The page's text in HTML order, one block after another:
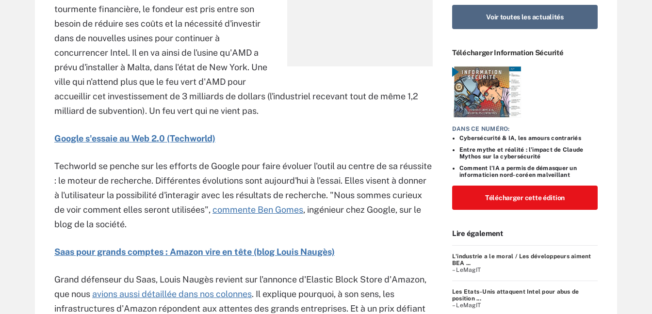
tourmente financière, le fondeur est pris entre son
besoin de réduire ses coûts et la nécessité d'investir
dans de nouvelles usines pour continuer à
concurrencer Intel. Il en va ainsi de l'usine qu'AMD a
prévu d'installer à Malta, dans l'état de New York. Une
ville qui n'attend plus que le feu vert d'AMD pour
accueillir cet investissement de 3 milliards de dollars (l'industriel recevant tout de même 1,2
milliard de subvention). Un feu vert qui ne vient pas.
Google s'essaie au Web 2.0 (Techworld)
Techworld se penche sur les efforts de Google pour faire évoluer l'outil au centre de sa réussite
: le moteur de recherche. Différentes évolutions sont aujourd'hui à l'essai. Elles visent à donner
à l'utilisateur la possibilité d'interagir avec les résultats de recherche. "Nous sommes curieux
de voir comment elles seront utilisées", commente Ben Gomes, ingénieur chez Google, sur le
blog de la société.
Saas pour grands comptes : Amazon vire en tête (blog Louis Naugès)
Grand défenseur du Saas, Louis Naugès revient sur l'annonce d'Elastic Block Store d'Amazon,
que nous avions aussi détaillée dans nos colonnes. Il explique pourquoi, à son sens, les
infrastructures d'Amazon répondent aux attentes des grands entreprises. Et à un prix défiant
Voir toutes les actualités
Télécharger Information Sécurité
DANS CE NUMÉRO:
Cybersécurité & IA, les amours contrariés
Entre mythe et réalité : l’impact de Claude
Mythos sur la cybersécurité
Comment l’IA a permis de démasquer un
informaticien nord-coréen malveillant
Télécharger cette édition
Lire également
L'industrie a le moral / Les développeurs aiment
BEA ...
– LeMagIT
Les Etats-Unis attaquent Intel pour abus de
position ...
– LeMagIT